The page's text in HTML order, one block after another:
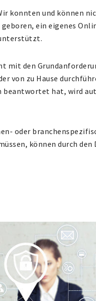
konnten und können
ein eigenes
mit den
von zu Hause
beantwortet hat, wird
oder
können durch